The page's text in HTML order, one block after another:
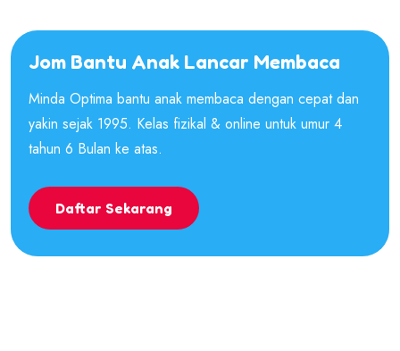
Jom Bantu Anak Lancar Membaca
Minda Optima bantu anak membaca dengan cepat dan
yakin sejak 1995. Kelas fizikal & online untuk umur 4
tahun 6 Bulan ke atas.
Daftar Sekarang